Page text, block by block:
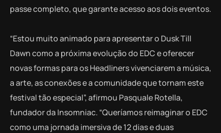
passe completo, que garante acesso aos dois eventos.
“Estou muito animado para apresentar o Dusk Till
Dawn como a próxima evolução do EDC e oferecer
novas formas para os Headliners vivenciarem a música,
a arte, as conexões e a comunidade que tornam este
festival tão especial”, afirmou Pasquale Rotella,
fundador da Insomniac. “Queríamos reimaginar o EDC
como uma jornada imersiva de 12 dias e duas